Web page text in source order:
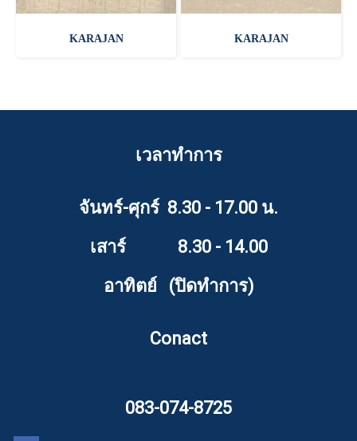
KARAJAN KARAJAN
เวลาทำการ
จันทร์-ศุกร์ 8.30 - 17.00 น.
เสาร์ 8.30 - 14.00
อาทิตย์ (ปิดทำการ)
Conact
083-074-8725